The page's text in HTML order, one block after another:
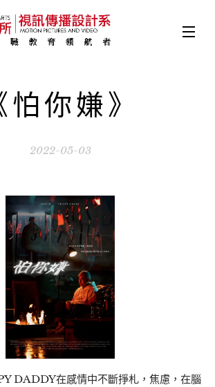
怕你嫌》
2022-05-03
DADDY在感情中不斷掙札，焦慮，在腦